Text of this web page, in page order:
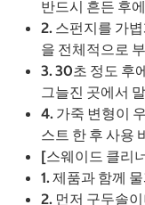
반드시 흔든 후
2. 스펀지를 가
을 전체적으로
3. 30초 정도 후
그늘진 곳에서
4. 가죽 변형이
스트 한 후 사용
[스웨이드 클리
1. 제품과 함께
2. 먼저 구두솔